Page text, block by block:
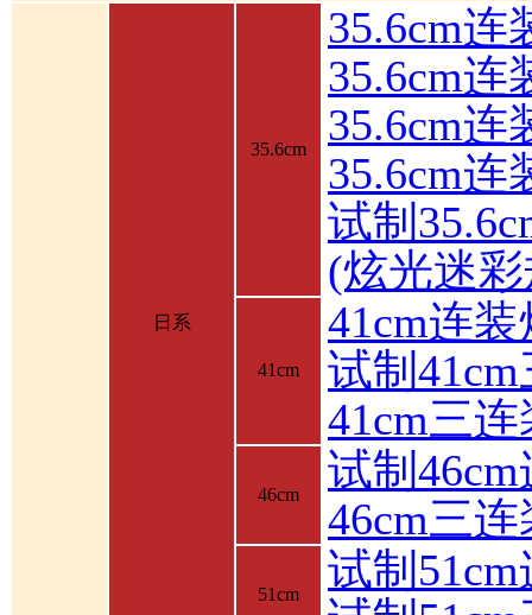
日系
35.6cm
35.6cm连
35.6cm连
35.6cm连
35.6cm连
试制
(炫光迷
41cm
41cm连装
试制
41cm三
46cm
试制
46cm三
51cm
试制